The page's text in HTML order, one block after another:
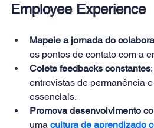
Employee Experience
Mapeie a jornada do
os pontos de contato com a
Colete feedbacks constantes
entrevistas de permanência
essenciais.
Promova desenvolvimento
uma cultura de aprendizado